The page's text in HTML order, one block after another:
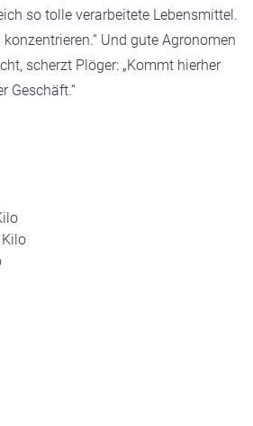
so tolle verarbeitete Lebensmittel.
Und gute Agronomen
scherzt Plöger: „Kommt hierher
Geschäft.“